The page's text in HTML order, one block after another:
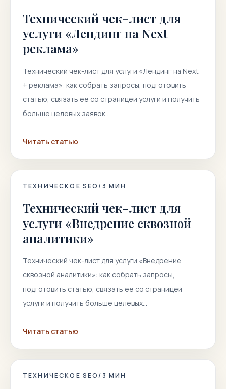
Технический чек-лист для
услуги «Лендинг на Next +
реклама»
Технический чек-лист для услуги «Лендинг на Next
+ реклама»: как собрать запросы, подготовить
статью, связать ее со страницей услуги и получить
больше целевых заявок…
Читать статью
ТЕХНИЧЕСКОЕ SEO/ 3 МИН
Технический чек-лист для
услуги «Внедрение сквозной
аналитики»
Технический чек-лист для услуги «Внедрение
сквозной аналитики»: как собрать запросы,
подготовить статью, связать ее со страницей
услуги и получить больше целевых…
Читать статью
ТЕХНИЧЕСКОЕ SEO/ 3 МИН